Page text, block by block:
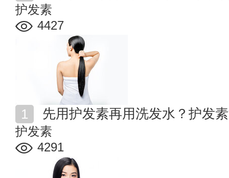
护发素
4427
先用护发素再用洗发水？护发
护发素
4291